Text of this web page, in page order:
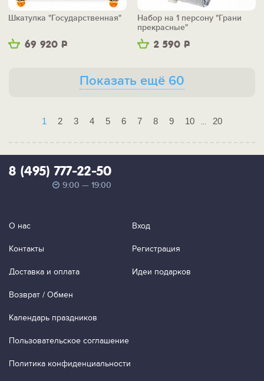
69 920 Р
Шкатулка "Государственная"
2 590 Р
Набор на 1 персону "Грани
прекрасные"
Показать ещё 60
1 2 3 4 5 6 7 8 9 10 ... 20
8 (495) 777-22-50
9:00 — 19:00
О нас
Контакты
Доставка и оплата
Возврат / Обмен
Календарь праздников
Пользовательское соглашение
Политика конфиденциальности
Вход
Регистрация
Идеи подарков